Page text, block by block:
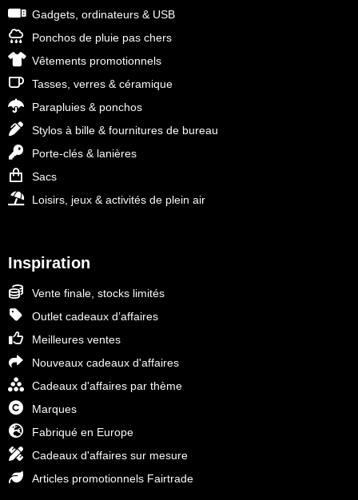
Gadgets, ordinateurs & USB
Ponchos de pluie pas chers
Vêtements promotionnels
Tasses, verres & céramique
Parapluies & ponchos
Stylos à bille & fournitures de bureau
Porte-clés & lanières
Sacs
Loisirs, jeux & activités de plein air
Inspiration
Vente finale, stocks limités
Outlet cadeaux d’affaires
Meilleures ventes
Nouveaux cadeaux d'affaires
Cadeaux d'affaires par thème
Marques
Fabriqué en Europe
Cadeaux d'affaires sur mesure
Articles promotionnels Fairtrade